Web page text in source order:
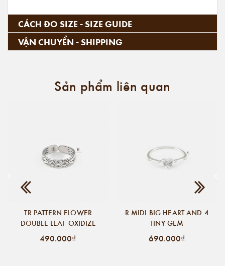
CÁCH ĐO SIZE - SIZE GUIDE
VẬN CHUYỂN - SHIPPING
Sản phẩm liên quan
TR PATTERN FLOWER
DOUBLE LEAF OXIDIZE
490.000₫
R MIDI BIG HEART AND 4
TINY GEM
690.000₫